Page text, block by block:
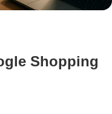
Shopping